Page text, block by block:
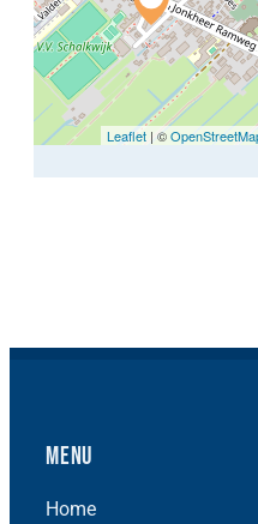
Leaflet | ©
Menu
Home